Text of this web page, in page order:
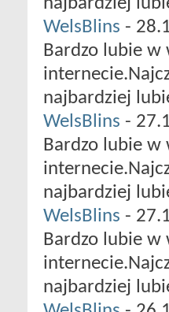
WelsBlins -
Bardzo lubie w
najbardziej
WelsBlins -
Bardzo lubie w
najbardziej
WelsBlins -
Bardzo lubie w
najbardziej